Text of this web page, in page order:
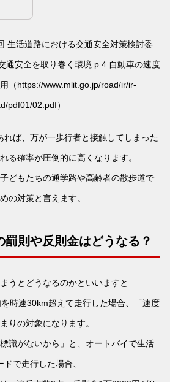
活道路における交通安全対策検討委
通安全を取り巻く環境 p.4 自動車の速度
（https://www.mlit.go.jp/road/ir/ir-
pdf01/02.pdf）
ば、 万が一歩行者と接触してしまった
る確率が圧倒的に高くなります。
子どもたちの通学路や高齢者の散歩道で
の対策と言えます。
則や反則金はどうなる？
うとどうなるのかといいますと
時速30km超えて走行した場合、「速度
りの対象になります。
識がないから」と、オートバイで生活
で走行した場合、